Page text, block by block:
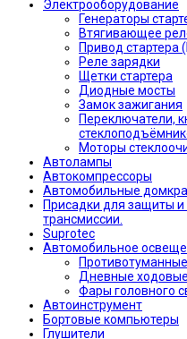
Электрооборудование
Генераторы
Втягивающее
Привод стартера
Реле зарядки
Щетки стартера
Диодные мосты
Замок зажигания
Переключатели,
Моторы
Автолампы
Автокомпрессоры
Автомобильные
Присадки для защиты и
трансмиссии.
Suprotec
Автомобильное
Дневные
Фары головного
Автоинструмент
Бортовые компьютеры
Глушители